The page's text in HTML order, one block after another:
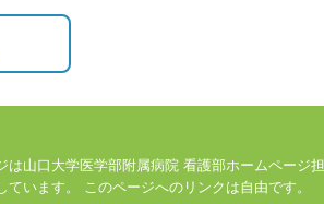
は山口大学医学部附属病院 看護部ホームページ担
ています。 このページへのリンクは自由です。